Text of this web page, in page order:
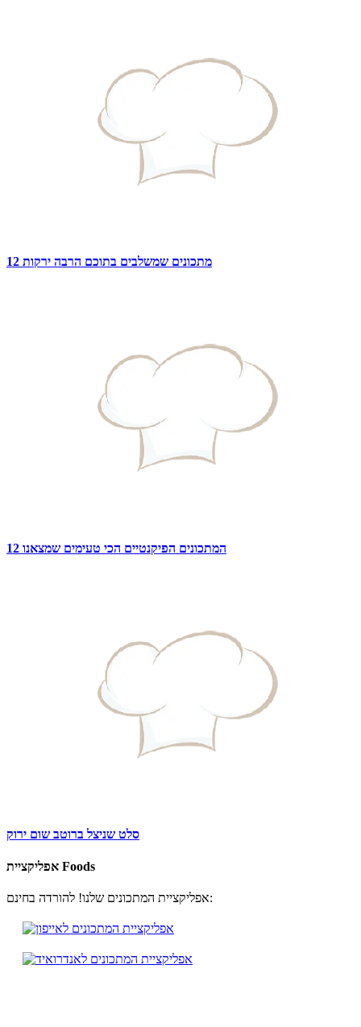
12 מתכונים שמשלבים בתוכם הרבה ירקות
12 המתכונים הפיקנטיים הכי טעימים שמצאנו
סלט שניצל ברוטב שום ירוק
אפליקציית Foods
אפליקציית המתכונים שלנו! להורדה בחינם: